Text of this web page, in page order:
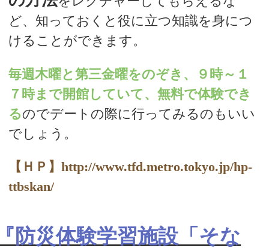
ど、知っておくと役に立つ知識を身につ
けることができます。
毎週木曜と第三金曜をのぞき、９時～１
７時まで開館していて、無料で体験でき
るのでデートの際に行ってみるのもいい
でしょう。
【ＨＰ】http://www.tfd.metro.tokyo.jp/hp-
ttbskan/
防災体験学習施設「そな